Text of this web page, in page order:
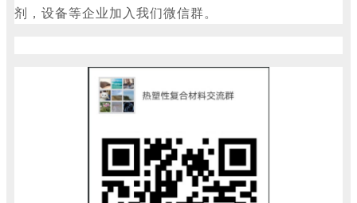
剂，设备等企业加入我们微信群。